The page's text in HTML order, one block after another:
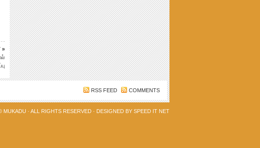
»
RSS FEED COMMENTS
MUKADU · ALL RIGHTS RESERVED · DESIGNED BY SPEED IT NET